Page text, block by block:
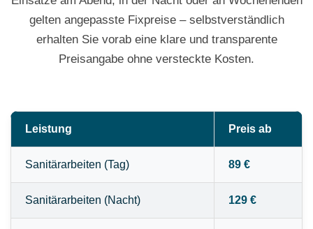
gelten angepasste Fixpreise – selbstverständlich
erhalten Sie vorab eine klare und transparente
Preisangabe ohne versteckte Kosten.
Leistung Preis ab
Sanitärarbeiten (Tag) 89 €
Sanitärarbeiten (Nacht) 129 €